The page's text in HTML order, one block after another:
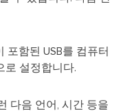
포함된 USB를 컴퓨터
로 설정합니다.
다음 언어, 시간 등을